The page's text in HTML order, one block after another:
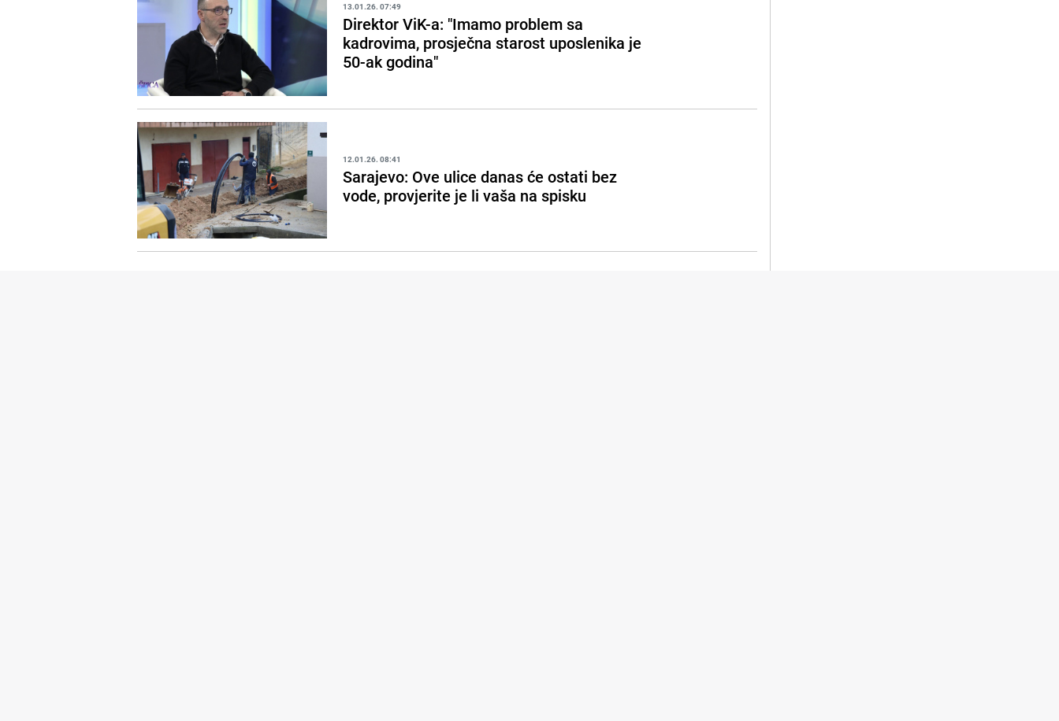
13.01.26. 07:49
Direktor ViK-a: "Imamo problem sa
kadrovima, prosječna starost uposlenika je
50-ak godina"
12.01.26. 08:41
Sarajevo: Ove ulice danas će ostati bez
vode, provjerite je li vaša na spisku